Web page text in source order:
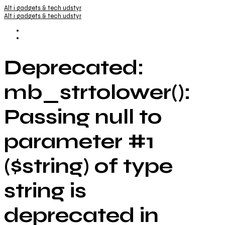
Alt i gadgets & tech udstyr
Alt i gadgets & tech udstyr
Deprecated:
mb_strtolower():
Passing null to
parameter #1
($string) of type
string is
deprecated in